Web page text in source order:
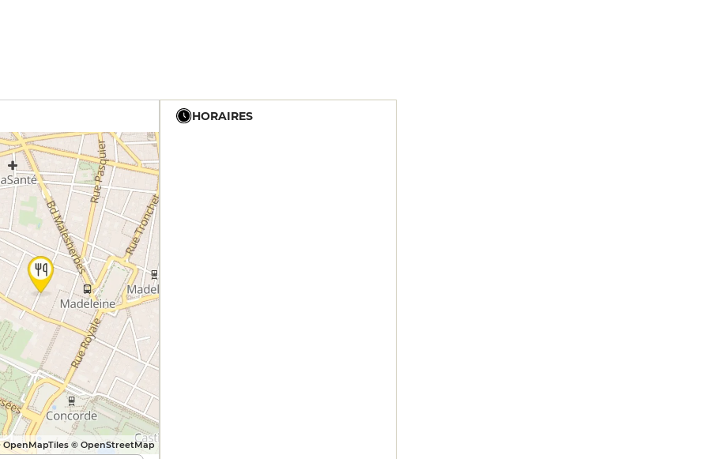
OpenMapTiles © OpenStreetMap
HORAIRES